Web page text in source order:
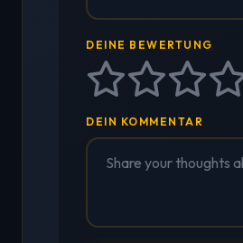
DEINE BEWERTUNG
DEIN KOMMENTAR